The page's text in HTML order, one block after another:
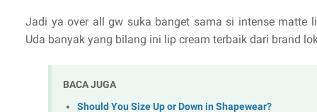
Jadi ya over all gw suka banget sama si intense matte
Uda banyak yang bilang ini lip cream terbaik dari brand
BACA JUGA
Should You Size Up or Down in Shapewear?